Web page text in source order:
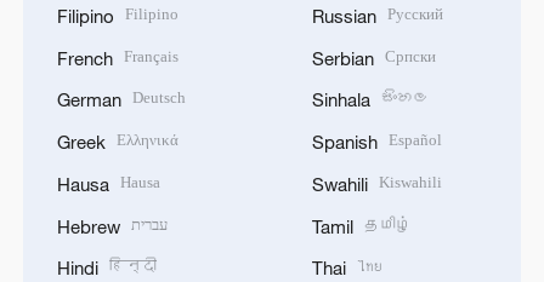
Filipino Filipino
French Français
German Deutsch
Greek Ελληνικά
Hausa Hausa
Hebrew עברית
Hindi हिन्दी
Russian Русский
Serbian Српски
Sinhala සිංහල
Spanish Español
Swahili Kiswahili
Tamil தமிழ்
Thai ไทย